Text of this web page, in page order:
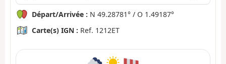
Départ/Arrivée : N 49.28781° / O 1.49187°
Carte(s) IGN : Ref. 1212ET